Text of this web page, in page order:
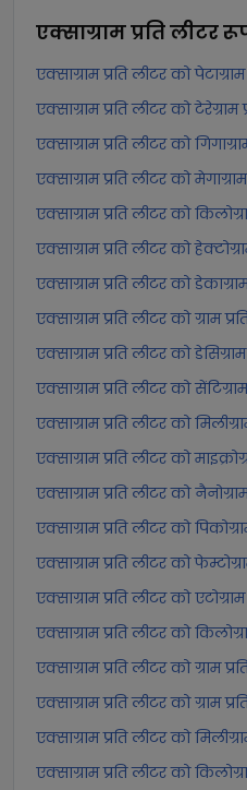
एक्साग्राम प्रति लीटर
एक्साग्राम प्रति लीटर को
एक्साग्राम प्रति लीटर को
एक्साग्राम प्रति लीटर को
एक्साग्राम प्रति लीटर को
एक्साग्राम प्रति लीटर को
एक्साग्राम प्रति लीटर को
एक्साग्राम प्रति लीटर को
एक्साग्राम प्रति लीटर को ग्राम
एक्साग्राम प्रति लीटर को
एक्साग्राम प्रति लीटर को
एक्साग्राम प्रति लीटर को
एक्साग्राम प्रति लीटर को
एक्साग्राम प्रति लीटर को
एक्साग्राम प्रति लीटर को
एक्साग्राम प्रति लीटर को
एक्साग्राम प्रति लीटर को
एक्साग्राम प्रति लीटर को
एक्साग्राम प्रति लीटर को ग्राम
एक्साग्राम प्रति लीटर को ग्राम
एक्साग्राम प्रति लीटर को
एक्साग्राम प्रति लीटर को